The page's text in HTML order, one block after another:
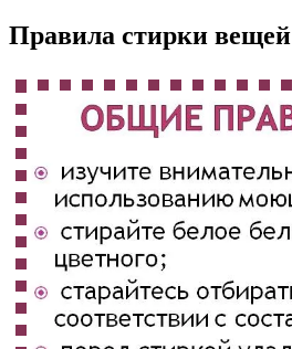
Правила стирки вещей